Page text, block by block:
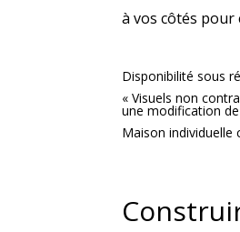
à vos côtés
Disponibilité sous
« Visuels non
une modification
Maison individuelle